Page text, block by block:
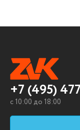
+7 (495)
c 10:00 до 18:00